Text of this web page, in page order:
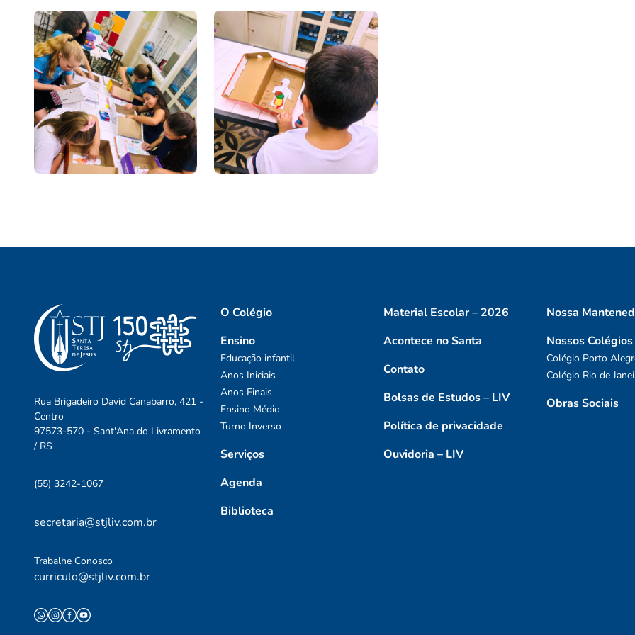
Rua Brigadeiro David Canabarro, 421 -
Centro
97573-570 - Sant'Ana do Livramento
/ RS
(55) 3242-1067
secretaria@stjliv.com.br
Trabalhe Conosco
curriculo@stjliv.com.br
O Colégio
Ensino
Educação infantil
Anos Iniciais
Anos Finais
Ensino Médio
Turno Inverso
Serviços
Agenda
Biblioteca
Material Escolar – 2026
Acontece no Santa
Contato
Bolsas de Estudos – LIV
Política de privacidade
Ouvidoria – LIV
Nossa
Nossos Colégios
Colégio Porto
Colégio Rio de
Obras Sociais